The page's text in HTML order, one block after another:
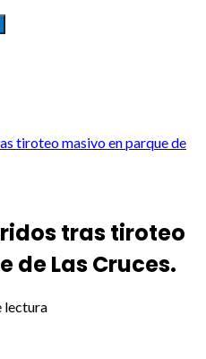
tiroteo masivo en parque de
tras tiroteo
de Las Cruces.
lectura